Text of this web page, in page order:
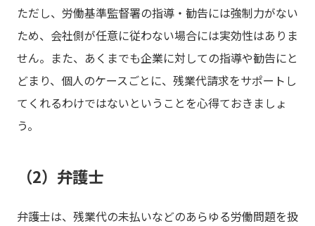
ただし、労働基準監督署の指導・勧告には強制力がない
ため、会社側が任意に従わない場合には実効性はありま
せん。また、あくまでも企業に対しての指導や勧告にと
どまり、個人のケースごとに、残業代請求をサポートし
てくれるわけではないということを心得ておきましょ
う。
（2）弁護士
弁護士は、残業代の未払いなどのあらゆる労働問題を扱